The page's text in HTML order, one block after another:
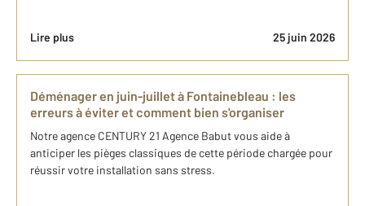
Lire plus 25 juin 2026
Déménager en juin-juillet à Fontainebleau : les
erreurs à éviter et comment bien s'organiser
Notre agence CENTURY 21 Agence Babut vous aide à
anticiper les pièges classiques de cette période chargée pour
réussir votre installation sans stress.